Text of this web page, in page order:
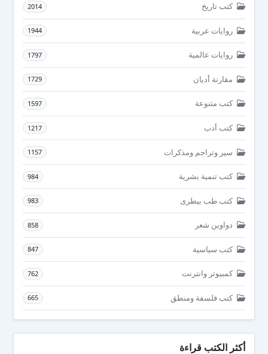
كتب تاريخ 2014
روايات عربية 1944
روايات عالمية 1797
مقارنة أديان 1729
كتب متنوعة 1597
كتب أدب 1217
سير وتراجم ومذكرات 1157
كتب تنمية بشرية 984
كتب طب بيطرى 983
دواوين شعر 858
كتب سياسية 847
كمبيوتر وانترنت 762
كتب فلسفة ومنطق 665
أكثر الكتب قراءة